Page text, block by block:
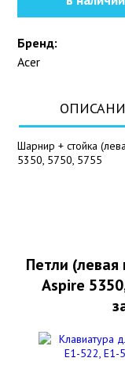
Бренд:
Acer
Шарнир + стойка
5350, 5750, 5755
Петли (левая
Aspire